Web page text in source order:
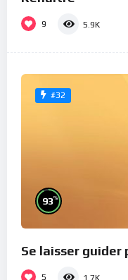
9 5.9K
#32
93%
Se laisser
5 1.7K